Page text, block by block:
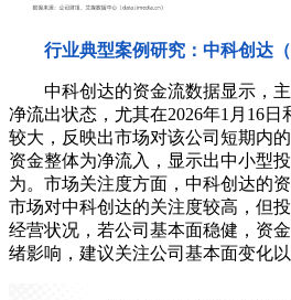
行业典型案例研究：中科创达（
中科创达的资金流数据显示，主
净流出状态，尤其在2026年1月16
较大，反映出市场对该公司短期内
资金整体为净流入，显示出中小型
为。市场关注度方面，中科创达的
市场对中科创达的关注度较高，但
经营状况，若公司基本面稳健，资
绪影响，建议关注公司基本面变化以